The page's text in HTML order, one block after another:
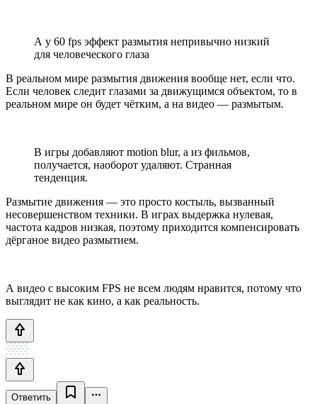
А у 60 fps эффект размытия непривычно низкий
для человеческого глаза
В реальном мире размытия движения вообще нет, если что.
Если человек следит глазами за движущимся объектом, то в
реальном мире он будет чётким, а на видео — размытым.
В игры добавляют motion blur, а из фильмов,
получается, наоборот удаляют. Странная
тенденция.
Размытие движения — это просто костыль, вызванный
несовершенством техники. В играх выдержка нулевая,
частота кадров низкая, поэтому приходится компенсировать
дёрганое видео размытием.
А видео с высоким FPS не всем людям нравится, потому что
выглядит не как кино, а как реальность.
Ответить